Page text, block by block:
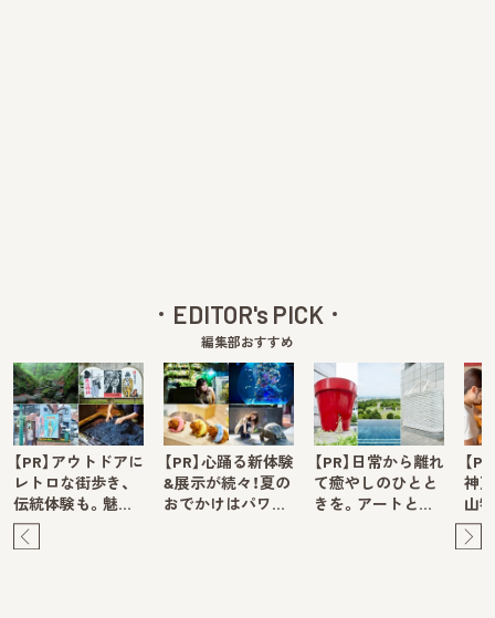
EDITOR's PICK
編集部おすすめ
【PR】アウトドアに
レトロな街歩き、
伝統体験も。魅…
【PR】心踊る新体験
&展示が続々！夏の
おでかけはパワ…
【PR】日常から離れ
て癒やしのひとと
きを。アートと…
【
神
山